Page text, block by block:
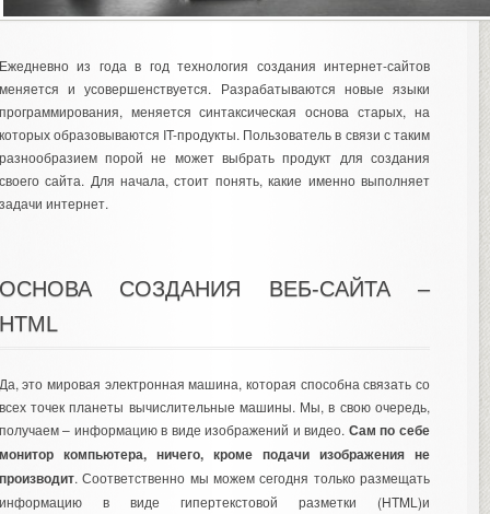
из года в год технология создания интернет-сайтов
и усовершенствуется. Разрабатываются новые языки
меняется синтаксическая основа старых, на
образовываются IT-продукты. Пользователь в связи с таким
порой не может выбрать продукт для создания
сайта. Для начала, стоит понять, какие именно выполняет
интернет.
СОЗДАНИЯ ВЕБ-САЙТА –
это мировая электронная машина, которая способна связать со
точек планеты вычислительные машины. Мы, в свою очередь,
– информацию в виде изображений и видео. Сам по себе
компьютера, ничего, кроме подачи изображения не
. Соответственно мы можем сегодня только размещать
в виде гипертекстовой разметки (HTML)и